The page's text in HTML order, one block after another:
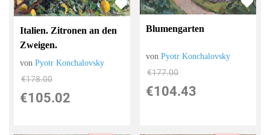
Italien. Zitronen an den
Zweigen.
vonPyotr Konchalovsky
€178.00
€105.02
Blumengarten
vonPyotr Konchalovsky
€177.00
€104.43